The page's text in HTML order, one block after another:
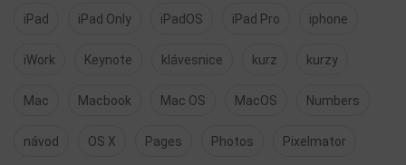
iPad iPad Only iPadOS iPad Pro iphone
iWork Keynote klávesnice kurz kurzy
Mac Macbook Mac OS MacOS Numbers
návod OS X Pages Photos Pixelmator